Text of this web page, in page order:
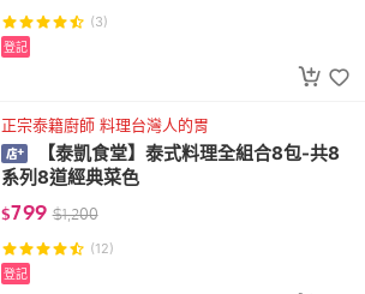
(3)
登記
正宗泰籍廚師 料理台灣人的胃
【泰凱食堂】泰式料理全組合8包-共8
系列8道經典菜色
$799 $1,200
(12)
登記